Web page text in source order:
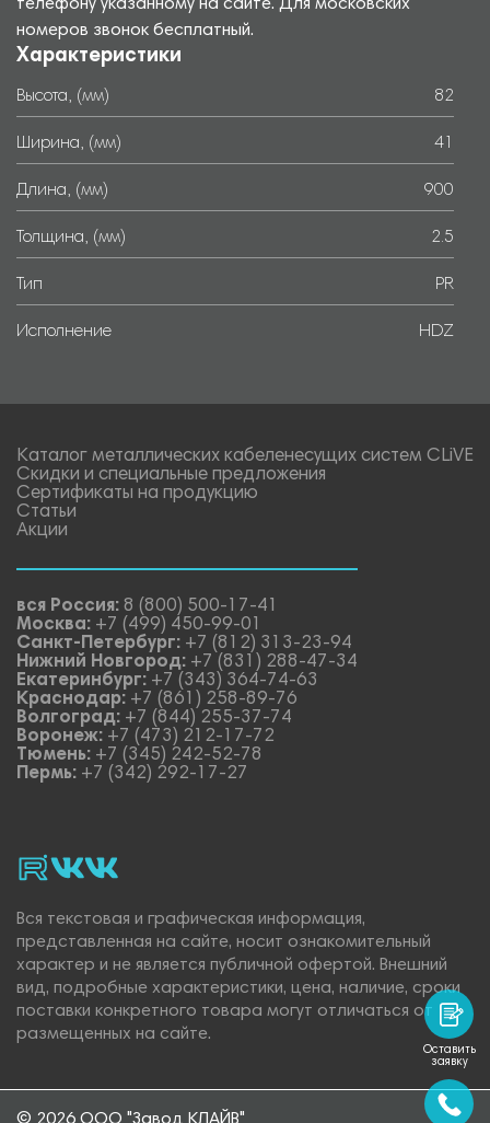
телефону указанному на сайте. Для московских
номеров звонок бесплатный.
Характеристики
Высота, (мм) 82
Ширина, (мм) 41
Длина, (мм) 900
Толщина, (мм) 2.5
Тип PR
Исполнение HDZ
Каталог металлических кабеленесущих систем CLiVE
Скидки и специальные предложения
Сертификаты на продукцию
Статьи
Акции
вся Россия: 8 (800) 500-17-41
Москва: +7 (499) 450-99-01
Санкт-Петербург: +7 (812) 313-23-94
Нижний Новгород: +7 (831) 288-47-34
Екатеринбург: +7 (343) 364-74-63
Краснодар: +7 (861) 258-89-76
Волгоград: +7 (844) 255-37-74
Воронеж: +7 (473) 212-17-72
Тюмень: +7 (345) 242-52-78
Пермь: +7 (342) 292-17-27
rutubevk_video.
Vk.
Вся текстовая и графическая информация,
представленная на сайте, носит ознакомительный
характер и не является публичной офертой. Внешний
вид, подробные характеристики, цена, наличие, сроки
поставки конкретного товара могут отличаться от
размещенных на сайте.
Оставить
заявку